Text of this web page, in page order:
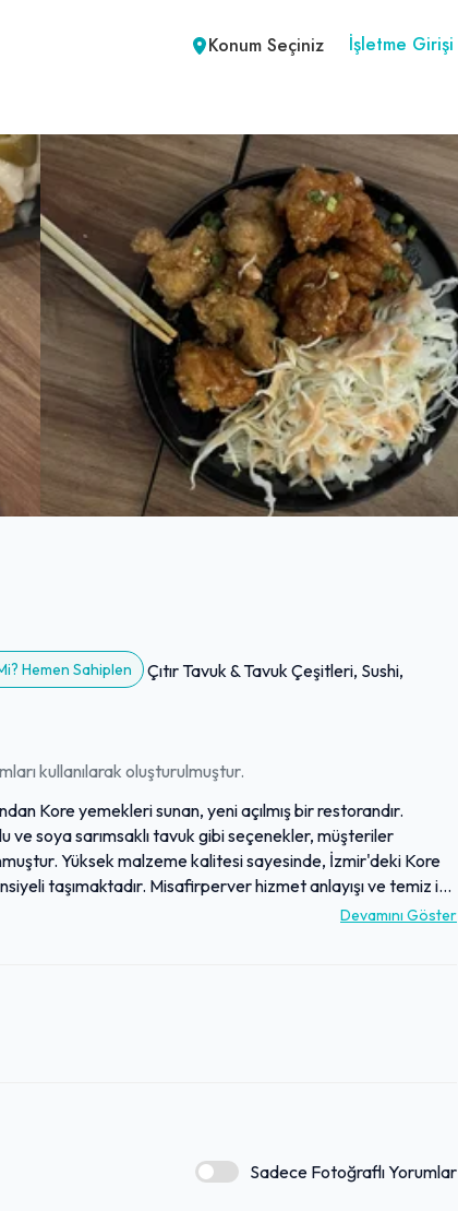
Konum Seçiniz İşletme Girişi
Hemen Sahiplen Çıtır Tavuk & Tavuk Çeşitleri, Sushi,
kullanılarak oluşturulmuştur.
Kore yemekleri sunan, yeni açılmış bir restorandır.
soya sarımsaklı tavuk gibi seçenekler, müşteriler
Yüksek malzeme kalitesi sayesinde, İzmir'deki Kore
taşımaktadır. Misafirperver hizmet anlayışı ve temiz iç
arasında yer almaktadır. İlk kez Kore mutfağınıDevamını Göster
Sadece Fotoğraflı Yorumlar